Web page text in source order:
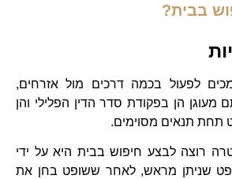
בבית?
לפעול בכמה דרכים מול אזרחים,
הן בפקודת סדר הדין הפלילי והן
תנאים מסוימים.
רוצה לבצע חיפוש בבית היא על ידי
שניתן מראש, לאחר ששופט בחן את